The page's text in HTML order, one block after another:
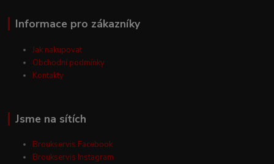
Informace pro zákazníky
Jak nakupovat
Obchodní podmínky
Kontakty
Jsme na sítích
Broukservis Facebook
Broukservis Instagram